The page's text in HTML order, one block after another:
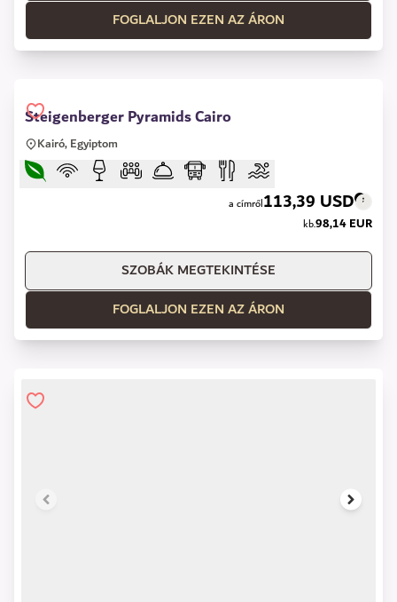
FOGLALJON EZEN AZ ÁRON
Steigenberger Pyramids Cairo
Kairó, Egyiptom
a címről113,39 USD
kb.98,14 EUR
SZOBÁK MEGTEKINTÉSE
FOGLALJON EZEN AZ ÁRON